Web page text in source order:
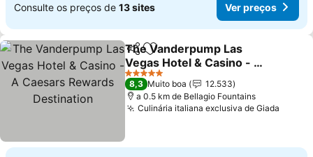
Consulte os preços de 13 sites Ver preços
PartilharAdicionar aos favoritos
The Vanderpump Las
Vegas Hotel & Casino - A
Caesars Rewards
Destination
5 Estrelas
8,3 Muito boa
12.533
a 0.5 km de Bellagio Fountains
Culinária italiana exclusiva de Giada